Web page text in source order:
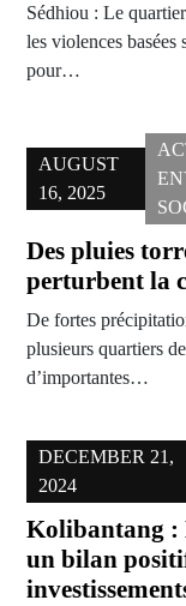
Sédhiou : Le
les violences
pour…
AUGUST
16, 2025
Des pluies
perturbent la
De fortes
plusieurs quartiers
d’importantes…
DECEMBER 21,
2024
Kolibantang :
un bilan